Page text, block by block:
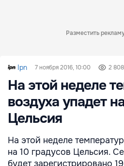
Разместить
Ipn 7 ноября 2016, 10:00 2 808
На этой неделе
воздуха упадет
Цельсия
На этой неделе
на 10 градусов Цельсия.
будет зарегистрировано